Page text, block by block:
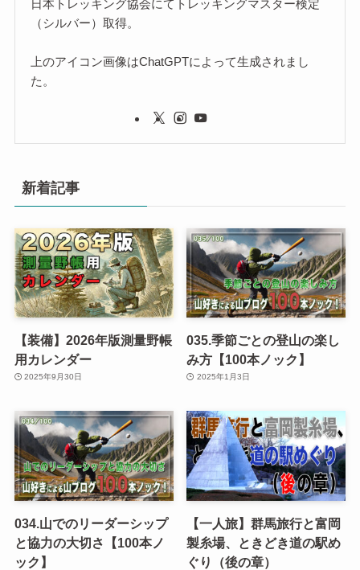
日本トレッキング協会にてトレッキングマスター検定
（シルバー）取得。
上のアイコン画像はChatGPTによって生成されまし
た。
新着記事
【装備】2026年版測量野帳
用カレンダー
2025年9月30日
035.季節ごとの登山の楽し
み方【100本ノック】
2025年1月3日
034.山でのリーダーシップ
と協力の大切さ【100本ノ
ック】
【一人旅】群馬旅行と富岡
製糸場、ときどき道の駅め
ぐり（後の章）